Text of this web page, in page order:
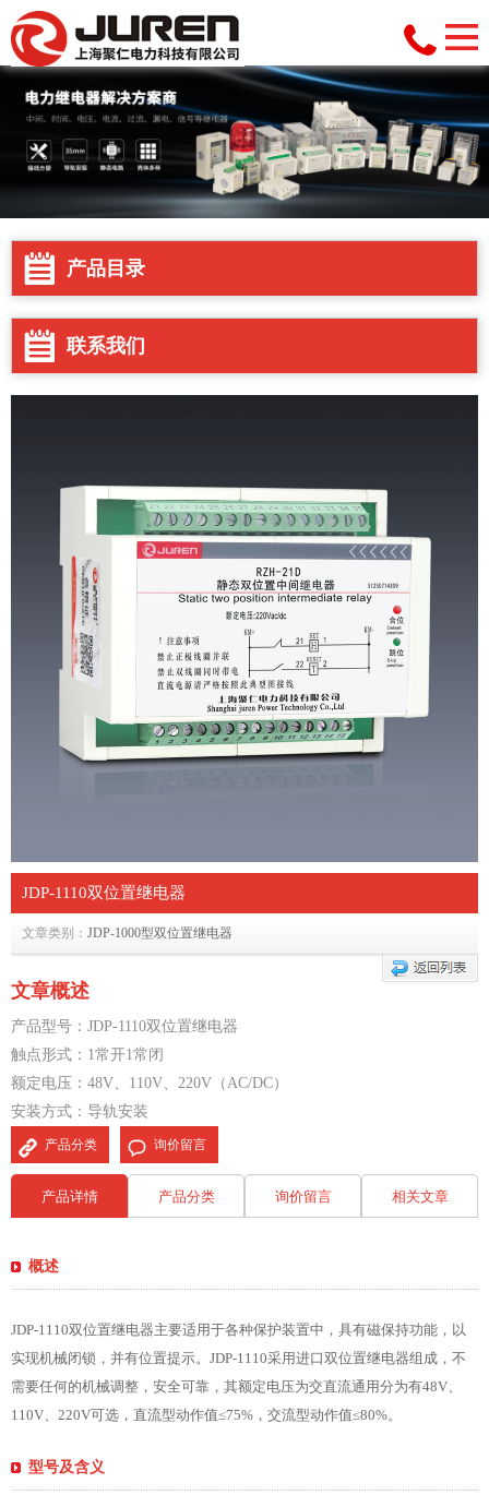
产品目录
联系我们
JDP-1110双位置继电器
文章类别： JDP-1000型双位置继电器
文章概述
产品型号：JDP-1110双位置继电器
触点形式：1常开1常闭
额定电压：48V、110V、220V（AC/DC）
安装方式：导轨安装
产品分类 询价留言
产品详情 产品分类 询价留言 相关文章
概述
JDP-1110双位置继电器主要适用于各种保护装置中，具有磁保持功能，以
实现机械闭锁，并有位置提示。JDP-1110采用进口双位置继电器组成，不
需要任何的机械调整，安全可靠，其额定电压为交直流通用分为有48V、
110V、220V可选，直流型动作值≤75%，交流型动作值≤80%。
型号及含义